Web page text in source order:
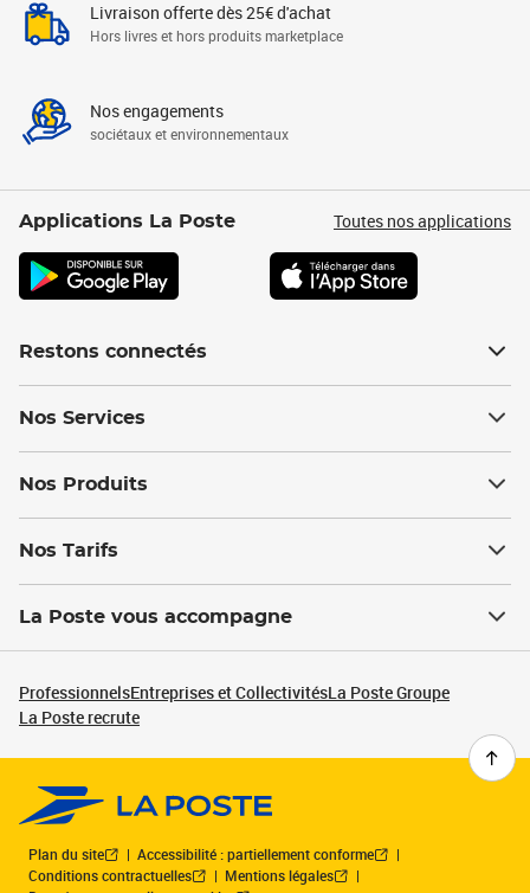
Livraison offerte dès 25€ d'achat
Hors livres et hors produits marketplace
Nos engagements
sociétaux et environnementaux
Applications La Poste Toutes nos applications
Restons connectés
Nos Services
Nos Produits
Nos Tarifs
La Poste vous accompagne
ProfessionnelsEntreprises et CollectivitésLa Poste Groupe
La Poste recrute
Plan du site
Accessibilité : partiellement conforme
Conditions contractuelles
Mentions légales